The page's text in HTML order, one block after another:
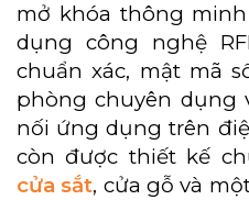
mở khóa thông
dụng công nghệ
chuẩn xác, mật mã
phòng chuyên dụng
nối ứng dụng trên
còn được thiết kế
cửa sắt, cửa gỗ và